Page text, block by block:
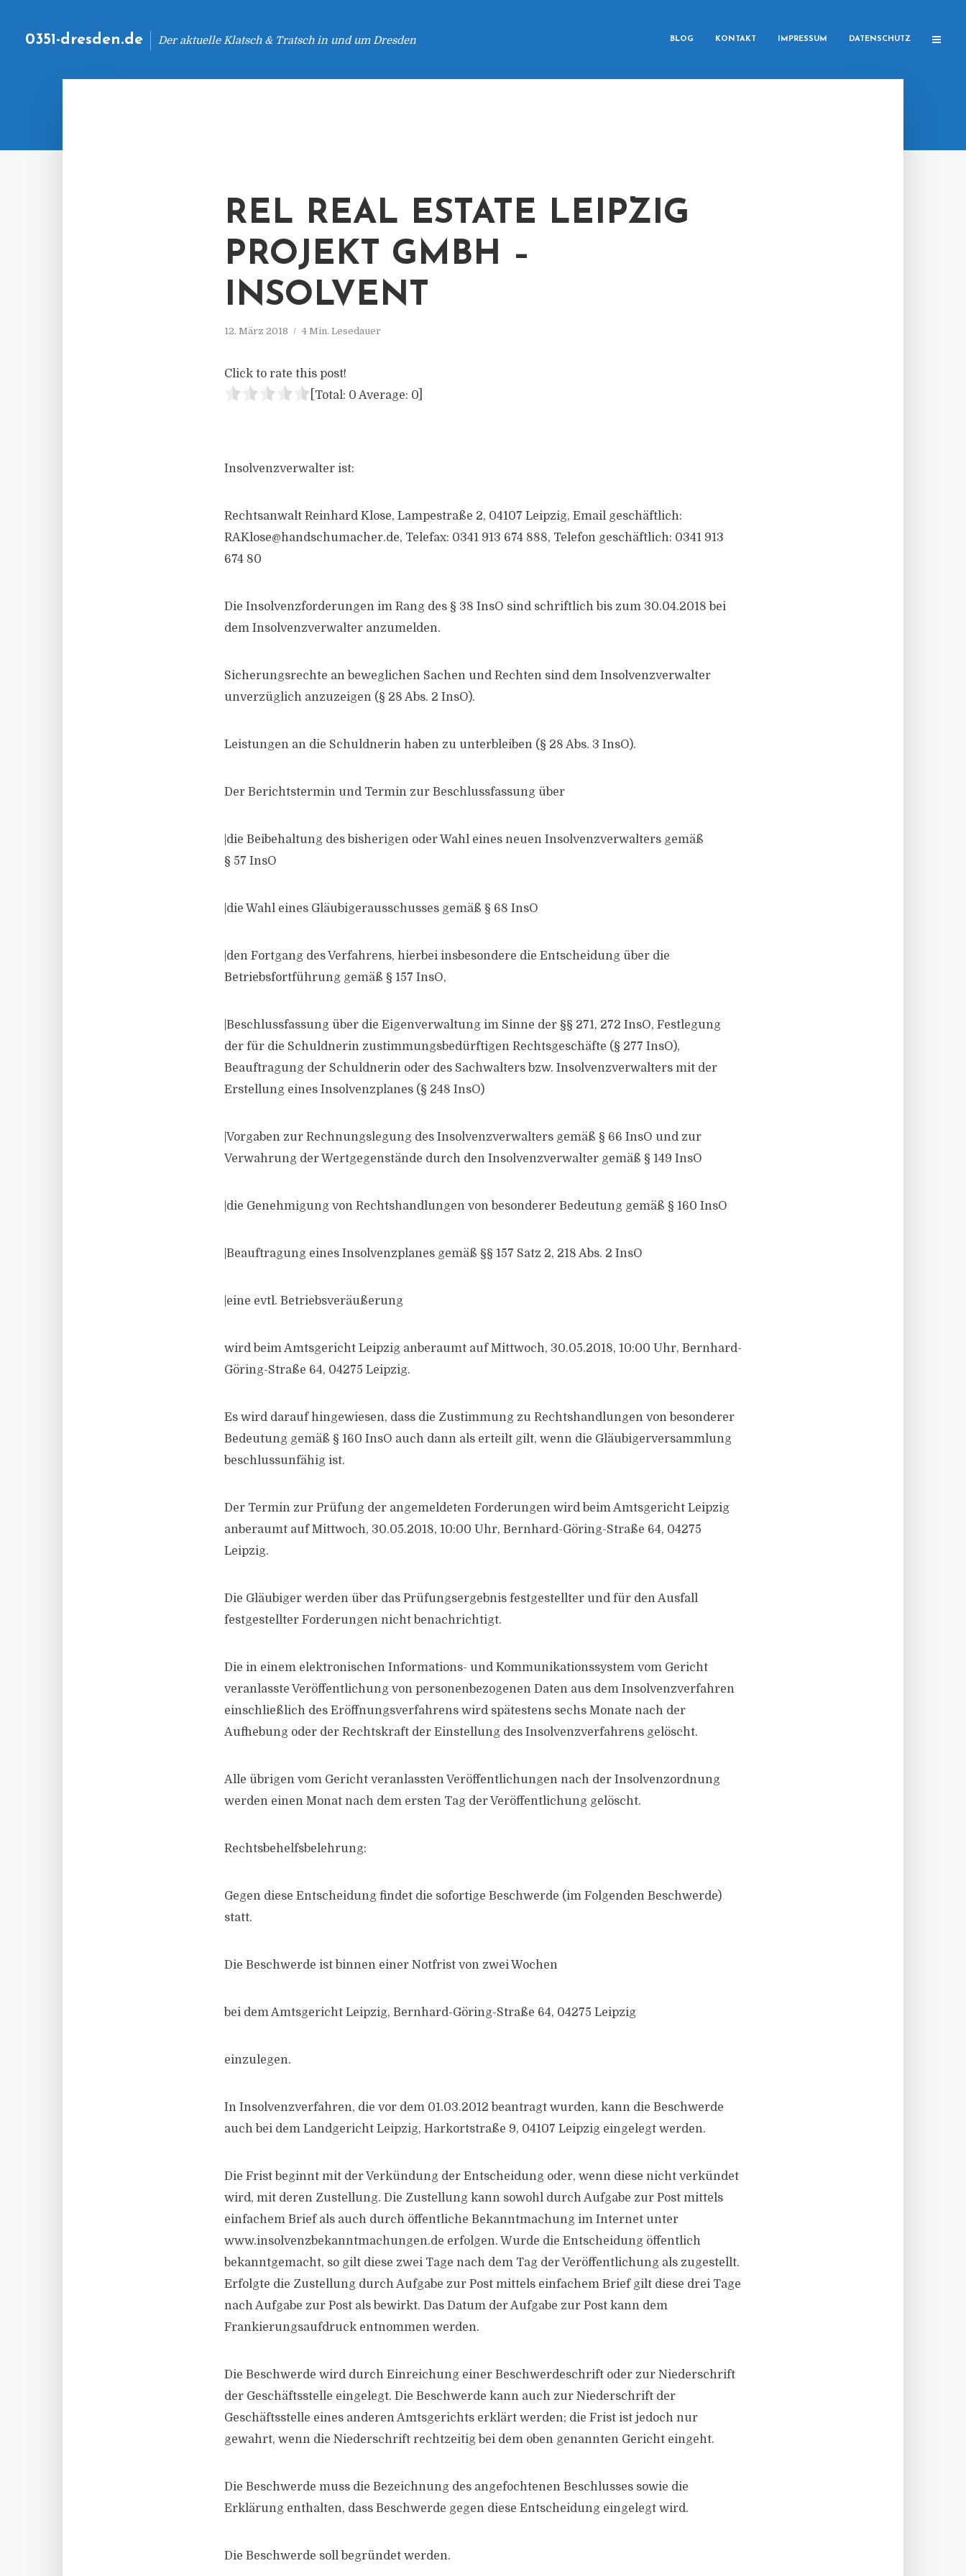
0351-dresden.de Der aktuelle Klatsch & Tratsch in und um Dresden BLOG KONTAKT IMPRESSUM DATENSCHUTZ
REL REAL ESTATE LEIPZIG
PROJEKT GMBH –
INSOLVENT
12. März 2018 4 Min. Lesedauer
Click to rate this post!
[Total: 0 Average: 0
Insolvenzverwalter ist:
Rechtsanwalt Reinhard Klose, Lampestraße 2, 04107 Leipzig, Email geschäftlich:
RAKlose@handschumacher.de, Telefax: 0341 913 674 888, Telefon geschäftlich: 0341 913
674 80
Die Insolvenzforderungen im Rang des § 38 InsO sind schriftlich bis zum 30.04.2018 bei
dem Insolvenzverwalter anzumelden.
Sicherungsrechte an beweglichen Sachen und Rechten sind dem Insolvenzverwalter
unverzüglich anzuzeigen (§ 28 Abs. 2 InsO).
Leistungen an die Schuldnerin haben zu unterbleiben (§ 28 Abs. 3 InsO).
Der Berichtstermin und Termin zur Beschlussfassung über
|die Beibehaltung des bisherigen oder Wahl eines neuen Insolvenzverwalters gemäß
§ 57 InsO
|die Wahl eines Gläubigerausschusses gemäß § 68 InsO
|den Fortgang des Verfahrens, hierbei insbesondere die Entscheidung über die
Betriebsfortführung gemäß § 157 InsO,
|Beschlussfassung über die Eigenverwaltung im Sinne der §§ 271, 272 InsO, Festlegung
der für die Schuldnerin zustimmungsbedürftigen Rechtsgeschäfte (§ 277 InsO),
Beauftragung der Schuldnerin oder des Sachwalters bzw. Insolvenzverwalters mit der
Erstellung eines Insolvenzplanes (§ 248 InsO)
|Vorgaben zur Rechnungslegung des Insolvenzverwalters gemäß § 66 InsO und zur
Verwahrung der Wertgegenstände durch den Insolvenzverwalter gemäß § 149 InsO
|die Genehmigung von Rechtshandlungen von besonderer Bedeutung gemäß § 160 InsO
|Beauftragung eines Insolvenzplanes gemäß §§ 157 Satz 2, 218 Abs. 2 InsO
|eine evtl. Betriebsveräußerung
wird beim Amtsgericht Leipzig anberaumt auf Mittwoch, 30.05.2018, 10:00 Uhr, Bernhard-
Göring-Straße 64, 04275 Leipzig.
Es wird darauf hingewiesen, dass die Zustimmung zu Rechtshandlungen von besonderer
Bedeutung gemäß § 160 InsO auch dann als erteilt gilt, wenn die Gläubigerversammlung
beschlussunfähig ist.
Der Termin zur Prüfung der angemeldeten Forderungen wird beim Amtsgericht Leipzig
anberaumt auf Mittwoch, 30.05.2018, 10:00 Uhr, Bernhard-Göring-Straße 64, 04275
Leipzig.
Die Gläubiger werden über das Prüfungsergebnis festgestellter und für den Ausfall
festgestellter Forderungen nicht benachrichtigt.
Die in einem elektronischen Informations- und Kommunikationssystem vom Gericht
veranlasste Veröffentlichung von personenbezogenen Daten aus dem Insolvenzverfahren
einschließlich des Eröffnungsverfahrens wird spätestens sechs Monate nach der
Aufhebung oder der Rechtskraft der Einstellung des Insolvenzverfahrens gelöscht.
Alle übrigen vom Gericht veranlassten Veröffentlichungen nach der Insolvenzordnung
werden einen Monat nach dem ersten Tag der Veröffentlichung gelöscht.
Rechtsbehelfsbelehrung:
Gegen diese Entscheidung findet die sofortige Beschwerde (im Folgenden Beschwerde)
statt.
Die Beschwerde ist binnen einer Notfrist von zwei Wochen
bei dem Amtsgericht Leipzig, Bernhard-Göring-Straße 64, 04275 Leipzig
einzulegen.
In Insolvenzverfahren, die vor dem 01.03.2012 beantragt wurden, kann die Beschwerde
auch bei dem Landgericht Leipzig, Harkortstraße 9, 04107 Leipzig eingelegt werden.
Die Frist beginnt mit der Verkündung der Entscheidung oder, wenn diese nicht verkündet
wird, mit deren Zustellung. Die Zustellung kann sowohl durch Aufgabe zur Post mittels
einfachem Brief als auch durch öffentliche Bekanntmachung im Internet unter
www.insolvenzbekanntmachungen.de erfolgen. Wurde die Entscheidung öffentlich
bekanntgemacht, so gilt diese zwei Tage nach dem Tag der Veröffentlichung als zugestellt.
Erfolgte die Zustellung durch Aufgabe zur Post mittels einfachem Brief gilt diese drei Tage
nach Aufgabe zur Post als bewirkt. Das Datum der Aufgabe zur Post kann dem
Frankierungsaufdruck entnommen werden.
Die Beschwerde wird durch Einreichung einer Beschwerdeschrift oder zur Niederschrift
der Geschäftsstelle eingelegt. Die Beschwerde kann auch zur Niederschrift der
Geschäftsstelle eines anderen Amtsgerichts erklärt werden; die Frist ist jedoch nur
gewahrt, wenn die Niederschrift rechtzeitig bei dem oben genannten Gericht eingeht.
Die Beschwerde muss die Bezeichnung des angefochtenen Beschlusses sowie die
Erklärung enthalten, dass Beschwerde gegen diese Entscheidung eingelegt wird.
Die Beschwerde soll begründet werden.